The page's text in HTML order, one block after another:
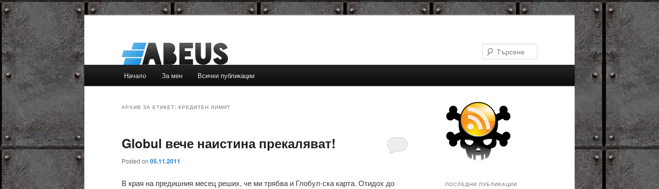
Към
Към
Начало За мен Всички публикации
АРХИВ ЗА ЕТИКЕТ: КРЕДИТЕН ЛИМИТ
Globul вече наистина прекаляват!
Posted on 05.11.2011
В края на предишния месец реших, че ми трябва и Глобул-ска карта. Отидох до
ПОСЛЕДНИ ПУБЛИКАЦИИ